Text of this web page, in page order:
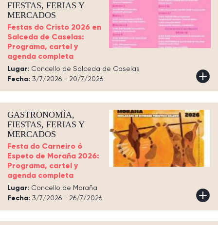
FIESTAS, FERIAS Y
MERCADOS
Festas do Cristo 2026 en
Salceda de Caselas:
Programa, cartel y
agenda completa
Lugar: Concello de Salceda de Caselas
Fecha: 3/7/2026 - 20/7/2026
GASTRONOMÍA,
FIESTAS, FERIAS Y
MERCADOS
Festa do Carneiro ó
Espeto de Moraña 2026:
Programa, cartel y
agenda completa
Lugar: Concello de Moraña
Fecha: 3/7/2026 - 26/7/2026